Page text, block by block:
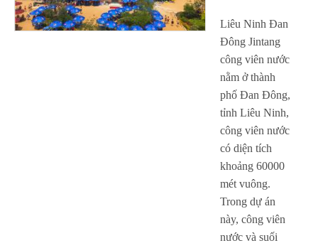
Liêu Ninh Đan
Đông Jintang
công viên nước
nằm ở thành
phố Đan Đông,
tỉnh Liêu Ninh,
công viên nước
có diện tích
khoảng 60000
mét vuông.
Trong dự án
này, công viên
nước và suối